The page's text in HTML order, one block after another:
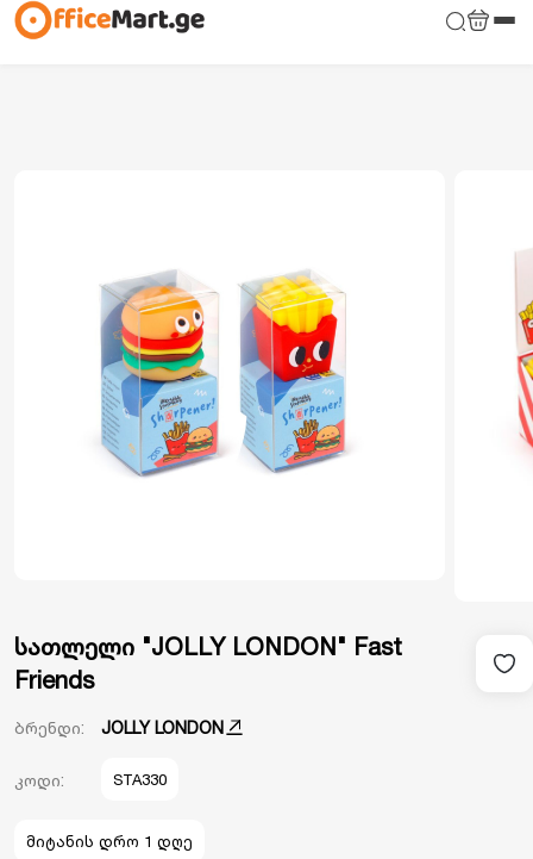
სათლელი "JOLLY LONDON" Fast
Friends
ბრენდი: JOLLY LONDON
კოდი: STA330
მიტანის დრო 1 დღე